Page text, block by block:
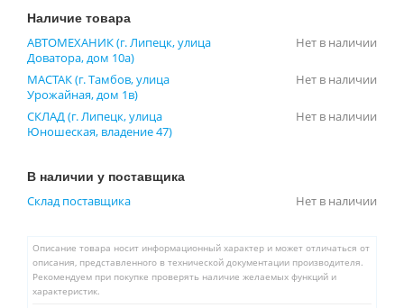
Наличие товара
АВТОМЕХАНИК (г. Липецк, улица
Доватора, дом 10а)
Нет в наличии
МАСТАК (г. Тамбов, улица
Урожайная, дом 1в)
Нет в наличии
СКЛАД (г. Липецк, улица
Юношеская, владение 47)
Нет в наличии
В наличии у поставщика
Склад поставщика Нет в наличии
Описание товара носит информационный характер и может отличаться от
описания, представленного в технической документации производителя.
Рекомендуем при покупке проверять наличие желаемых функций и
характеристик.